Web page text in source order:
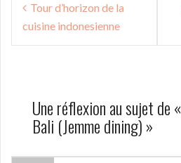
de Tour d’horizon de la
cuisine indonesienne
Une réflexion au sujet de «
Bali (Jemme dining)»